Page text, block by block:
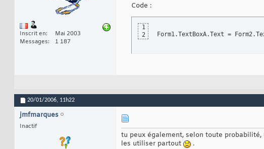
Inscrit en
Mai 2003
Messages
1 187
Code :
1
2
Form1.TextBoxA.Text =
20/01/2006, 11h22
jmfmarques
Inactif
tu peux également, selon toute
les utiliser partout
.